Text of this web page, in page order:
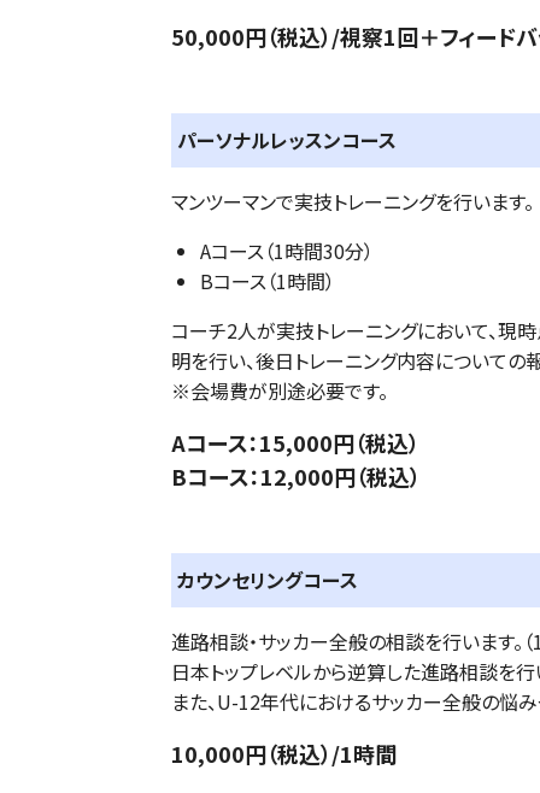
50,000円（税込）/視察1回＋フィード
パーソナルレッスンコース
マンツーマンで実技トレーニングを行います。
Aコース（1時間30分）
Bコース（1時間）
コーチ2人が実技トレーニングにおいて、現
明を行い、後日トレーニング内容についての
※会場費が別途必要です。
Aコース：15,000円（税込）
Bコース：12,000円（税込）
カウンセリングコース
進路相談・サッカー全般の相談を行います。（
日本トップレベルから逆算した進路相談を行
また、U-12年代におけるサッカー全般の悩
10,000円（税込）/1時間